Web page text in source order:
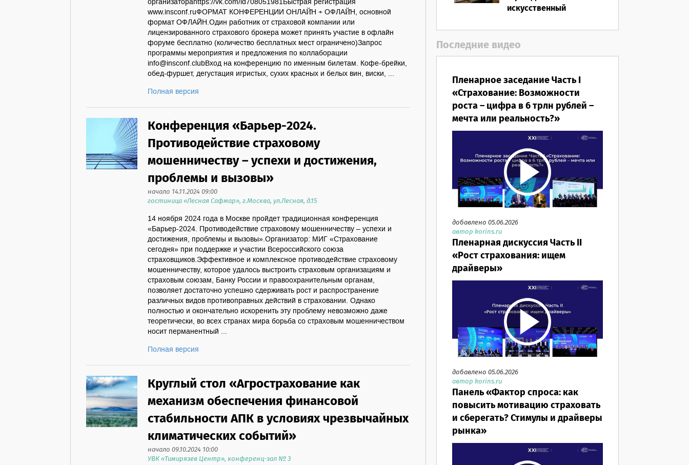
организатораhttps://vk.com/id708051981Быстрая регистрация
www.insconf.ruФОРМАТ КОНФЕРЕНЦИИ ОНЛАЙ̆Н + ОФЛАЙ̆Н, основной
формат ОФЛАЙН.Один работник от страховой компании или
лицензированного страхового брокера может принять участие в офлайн
форуме бесплатно (количество бесплатных мест ограничено)Запрос
программы мероприятия и предложения по коллаборации
info@insconf.clubВход на конференцию по именным билетам. Кофе-брейки,
обед-фуршет, дегустация игристых, сухих красных и белых вин, виски, ...
Полная версия
Конференция «Барьер-2024.
Противодействие страховому
мошенничеству – успехи и достижения,
проблемы и вызовы»
начало 14.11.2024 09:00
гостиница «Лесная Сафмар», г.Москва, ул.Лесная, д.15
14 ноября 2024 года в Москве пройдет традиционная конференция
«Барьер-2024. Противодействие страховому мошенничеству – успехи и
достижения, проблемы и вызовы».Организатор: МИГ «Страхование
сегодня» при поддержке и участии Всероссийского союза
страховщиков.Эффективное и комплексное противодействие страховому
мошенничеству, которое удалось выстроить страховым организациям и
страховым союзам, Банку России и правоохранительным органам,
позволяет достаточно успешно сдерживать рост и распространение
различных видов противоправных действий в страховании. Однако
полностью и окончательно искоренить эту проблему невозможно даже
теоретически, во всех странах мира борьба со страховым мошенничеством
носит перманентный ...
Полная версия
Круглый стол «Агрострахование как
механизм обеспечения финансовой
стабильности АПК в условиях чрезвычайных
климатических событий»
начало 09.10.2024 10:00
УВК «Тимирязев Центр», конференц-зал № 3
искусственный
Последние видео
Пленарное заседание Часть I
«Страхование: Возможности
роста – цифра в 6 трлн рублей –
мечта или реальность?»
добавлено 05.06.2026
автор korins.ru
Пленарная дискуссия Часть II
«Рост страхования: ищем
драйверы»
добавлено 05.06.2026
автор korins.ru
Панель «Фактор спроса: как
повысить мотивацию страховать
и сберегать? Стимулы и драйверы
рынка»